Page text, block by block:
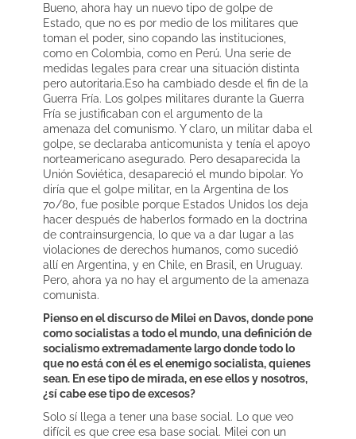
Bueno, ahora hay un nuevo tipo de golpe de
Estado, que no es por medio de los militares que
toman el poder, sino copando las instituciones,
como en Colombia, como en Perú. Una serie de
medidas legales para crear una situación distinta
pero autoritaria.Eso ha cambiado desde el fin de la
Guerra Fría. Los golpes militares durante la Guerra
Fría se justificaban con el argumento de la
amenaza del comunismo. Y claro, un militar daba el
golpe, se declaraba anticomunista y tenía el apoyo
norteamericano asegurado. Pero desaparecida la
Unión Soviética, desapareció el mundo bipolar. Yo
diría que el golpe militar, en la Argentina de los
70/80, fue posible porque Estados Unidos los deja
hacer después de haberlos formado en la doctrina
de contrainsurgencia, lo que va a dar lugar a las
violaciones de derechos humanos, como sucedió
allí en Argentina, y en Chile, en Brasil, en Uruguay.
Pero, ahora ya no hay el argumento de la amenaza
comunista.
Pienso en el discurso de Milei en Davos, donde pone
como socialistas a todo el mundo, una definición de
socialismo extremadamente largo donde todo lo
que no está con él es el enemigo socialista, quienes
sean. En ese tipo de mirada, en ese ellos y nosotros,
¿sí cabe ese tipo de excesos?
Solo sí llega a tener una base social. Lo que veo
difícil es que cree esa base social. Milei con un